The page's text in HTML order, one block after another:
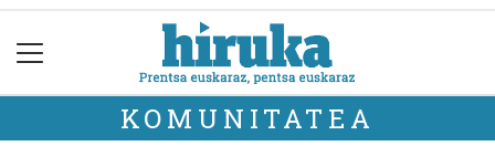
KOMUNITATEA